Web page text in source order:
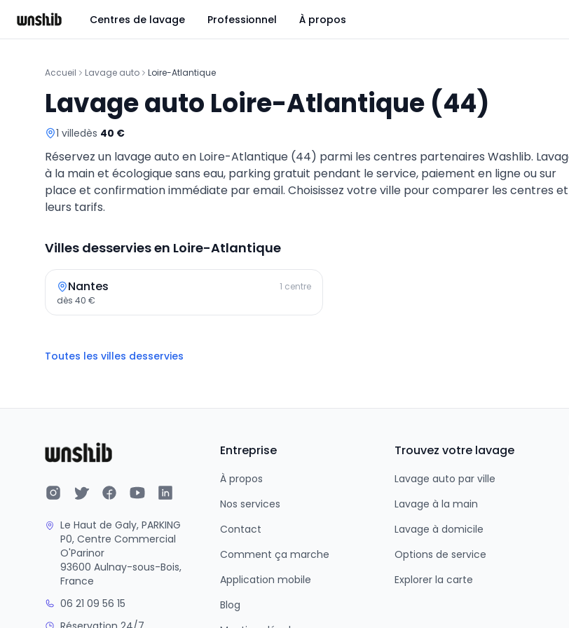
Centres de lavage Professionnel À propos
Accueil Lavage auto Loire-Atlantique
Lavage auto Loire-Atlantique (44)
1 villedès 40 €
Réservez un lavage auto en Loire-Atlantique (44) parmi les centres partenaires Washlib.
à la main et écologique sans eau, parking gratuit pendant le service, paiement en ligne ou sur
place et confirmation immédiate par email. Choisissez votre ville pour comparer les centres et
leurs tarifs.
Villes desservies en Loire-Atlantique
Nantes 1 centre
dès 40 €
Toutes les villes desservies
Le Haut de Galy, PARKING
P0, Centre Commercial
O'Parinor
93600 Aulnay-sous-Bois,
France
06 21 09 56 15
Entreprise
À propos
Nos services
Contact
Comment ça marche
Application mobile
Blog
Trouvez votre lavage
Lavage auto par ville
Lavage à la main
Lavage à domicile
Options de service
Explorer la carte